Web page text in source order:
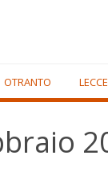
OTRANTO LECCE